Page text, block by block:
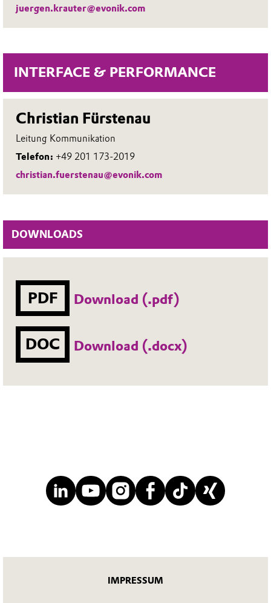
juergen.krauter@evonik.com
INTERFACE & PERFORMANCE
Christian Fürstenau
Leitung Kommunikation
Telefon: +49 201 173-2019
christian.fuerstenau@evonik.com
DOWNLOADS
PDF Download (.pdf)
DOC Download (.docx)
IMPRESSUM